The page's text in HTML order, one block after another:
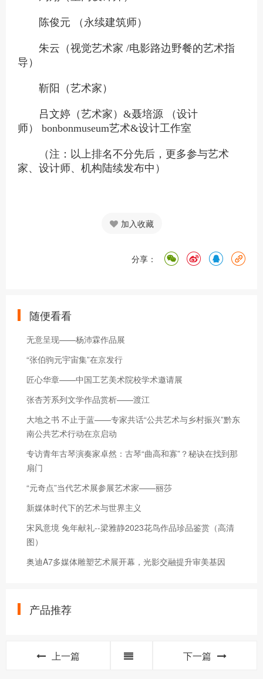
陈俊元 （永续建筑师）
朱云（视觉艺术家 /电影路边野餐的艺术指
导）
靳阳（艺术家）
吕文婷（艺术家）&聂培源 （设计
师） bonbonmuseum艺术&设计工作室
（注：以上排名不分先后，更多参与艺术
家、设计师、机构陆续发布中）
加入收藏
分享：
随便看看
无意呈现——杨沛霖作品展
“张伯驹元宇宙集”在京发行
匠心华章——中国工艺美术院校学术邀请展
张杏芳系列文学作品赏析——渡江
大地之书 不止于蓝——专家共话“公共艺术与乡村振兴”黔东
南公共艺术行动在京启动
专访青年古琴演奏家卓然：古琴“曲高和寡”？秘诀在找到那
扇门
“元奇点”当代艺术展参展艺术家——丽莎
新媒体时代下的艺术与世界主义
宋风意境 兔年献礼--梁雅静2023花鸟作品珍品鉴赏（高清
图）
奥迪A7多媒体雕塑艺术展开幕，光影交融提升审美基因
产品推荐
上一篇 下一篇